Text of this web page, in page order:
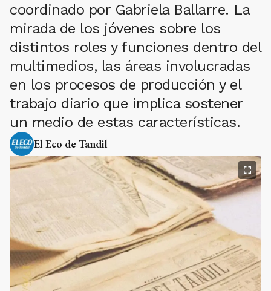
coordinado por Gabriela Ballarre. La
mirada de los jóvenes sobre los
distintos roles y funciones dentro del
multimedios, las áreas involucradas
en los procesos de producción y el
trabajo diario que implica sostener
un medio de estas características.
El Eco de Tandil